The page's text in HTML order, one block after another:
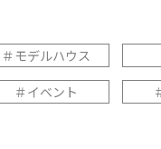
＃モデルハウス
＃イベント